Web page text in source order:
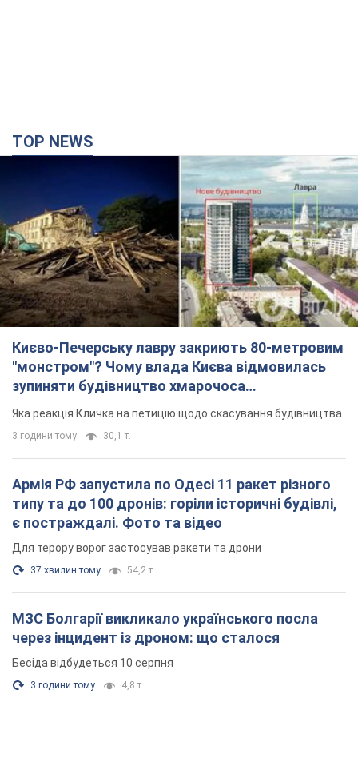
"монстром"? Чому влада Києва відмовилась
зупиняти будівництво хмарочоса
Яка реакція Кличка на петицію щодо скасування будівництва
3 години тому 30,1 т.
Армія РФ запустила по Одесі 11 ракет різного
типу та до 100 дронів: горіли історичні будівлі,
є постраждалі. Фото та відео
Для терору ворог застосував ракети та дрони
37 хвилин тому 54,2 т.
МЗС Болгарії викликало українського посла
через інцидент із дроном: що сталося
Бесіда відбудеться 10 серпня
3 години тому 4,8 т.